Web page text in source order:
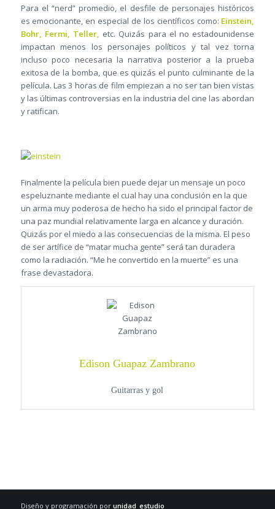
Para el “nerd” promedio, el desfile de personajes históricos
es emocionante, en especial de los científicos como: Einstein,
Bohr, Fermi, Teller, etc. Quizás para el no estadounidense
impactan menos los personajes políticos y tal vez torna
incluso poco necesaria la narrativa posterior a la prueba
exitosa de la bomba, que es quizás el punto culminante de la
película. Las 3 horas de film empiezan a no ser tan bien vistas
y las últimas controversias en la industria del cine las abordan
y ratifican.
Finalmente la película bien puede dejar un mensaje un poco
espeluznante mediante el cual hay una conclusión en la que
un arma muy poderosa de hecho ha sido el principal factor de
una paz mundial relativamente larga en alcance y duración.
Quizás por el miedo a las consecuencias de la misma. El peso
de ser artífice de “matar mucha gente” será tan duradera
como la radiación. “Me he convertido en la muerte” es una
frase devastadora.
Edison Guapaz Zambrano
Guitarras y gol
Diseño y programación por unidad_estudio